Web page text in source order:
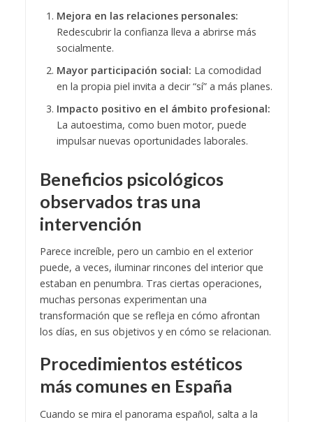
Mejora en las relaciones personales:
Redescubrir la confianza lleva a abrirse más
socialmente.
Mayor participación social: La comodidad
en la propia piel invita a decir “sí” a más planes.
Impacto positivo en el ámbito profesional:
La autoestima, como buen motor, puede
impulsar nuevas oportunidades laborales.
Beneficios psicológicos
observados tras una
intervención
Parece increíble, pero un cambio en el exterior
puede, a veces, iluminar rincones del interior que
estaban en penumbra. Tras ciertas operaciones,
muchas personas experimentan una
transformación que se refleja en cómo afrontan
los días, en sus objetivos y en cómo se relacionan.
Procedimientos estéticos
más comunes en España
Cuando se mira el panorama español, salta a la